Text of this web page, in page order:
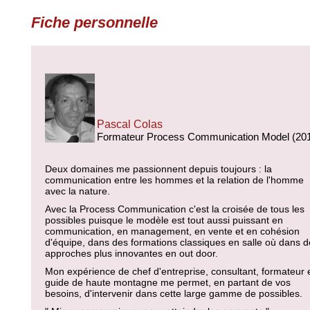
Fiche personnelle
Pascal Colas
Formateur Process Communication Model
Deux domaines me passionnent depuis toujours : la
communication entre les hommes et la relation de l'homme
avec la nature.
Avec la Process Communication c'est la croisée de tous les
possibles puisque le modèle est tout aussi puissant en
communication, en management, en vente et en cohésion
d'équipe, dans des formations classiques en salle où dans
approches plus innovantes en out door.
Mon expérience de chef d'entreprise, consultant, formateur
guide de haute montagne me permet, en partant de vos
besoins, d'intervenir dans cette large gamme de possibles.